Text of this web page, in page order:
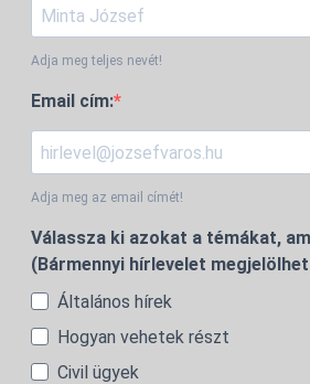
Adja meg teljes nevét!
Email cím:
Adja meg az email címét!
Válassza ki azokat a témákat,
(Bármennyi hírlevelet
Általános hírek
Hogyan vehetek részt
Civil ügyek